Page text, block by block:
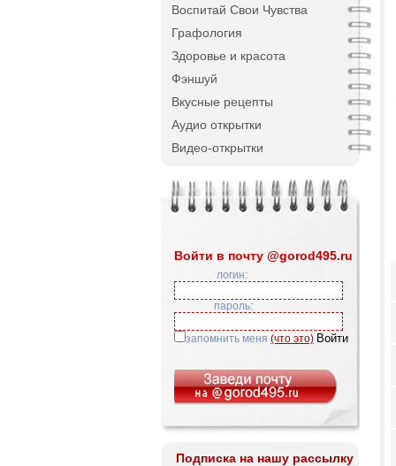
Воспитай Свои Чувства
Графология
Здоровье и красота
Фэншуй
Вкусные рецепты
Аудио открытки
Видео-открытки
Войти в почту @gorod495.ru
логин:
пароль:
запомнить меня (что это)
Подписка на нашу рассылку